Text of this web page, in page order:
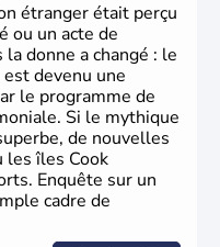
étranger était perçu
ou un acte de
donne a changé : le
devenu une
le programme de
Si le mythique
de nouvelles
les îles Cook
Enquête sur un
cadre de